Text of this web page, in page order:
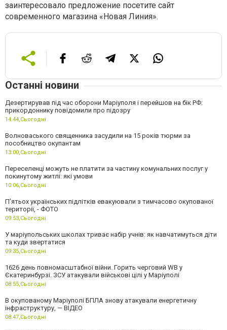
заинтересовало предложение посетите сайт
современного магазина «Новая Линия».
Останні новини
Дезертирував під час оборони Маріуполя і перейшов на бік РФ:
прикордоннику повідомили про підозру
14:44,Сьогодні
Волноваського священника засудили на 15 років тюрми за
пособництво окупантам
13:00,Сьогодні
Переселенці можуть не платити за частину комунальних послуг у
покинутому житлі: які умови
10:06,Сьогодні
П’ятьох українських підлітків евакуювали з тимчасово окупованої
території, - ФОТО
09:53,Сьогодні
У маріупольських школах триває набір учнів: як навчатимуться діти
та куди звертатися
09:35,Сьогодні
1626 день повномасштабної війни. Горить черговий WB у
Єкатеринбурзі. ЗСУ атакували військові цілі у Маріуполі
08:55,Сьогодні
В окупованому Маріуполі БПЛА знову атакували енергетичну
інфраструктуру, — ВІДЕО
08:47,Сьогодні